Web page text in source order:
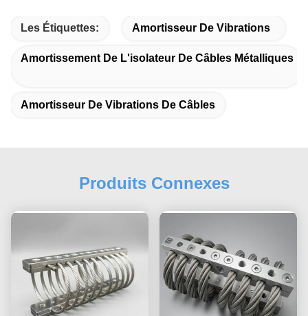
Les Étiquettes: Amortisseur De Vibrations
Amortissement De L'isolateur De Câbles Métalliques
Amortisseur De Vibrations De Câbles
Produits Connexes